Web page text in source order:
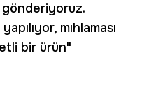
gönderiyoruz.
mıhlaması
bir ürün"